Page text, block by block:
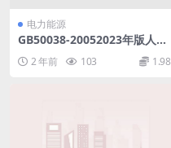
电力能源
GB50038-20052023年版人民
防空地下室设计规范(14.5MB)
pdf2 年前 103 1.98